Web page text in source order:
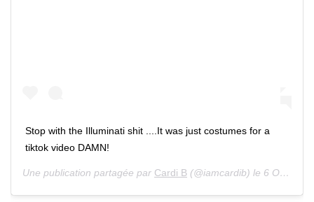
Stop with the Illuminati shit ....It was just costumes for a
tiktok video DAMN!
Une publication partagée par Cardi B (@iamcardib) le 6 Oct. 2020 à 1 :07 PDT